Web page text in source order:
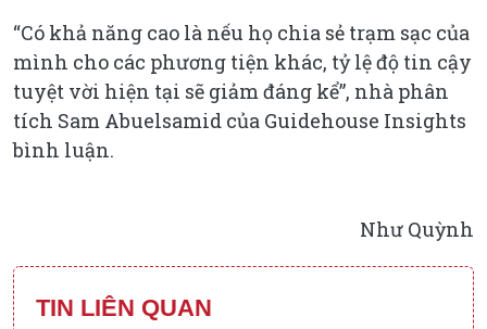
“Có khả năng cao là nếu họ chia sẻ trạm sạc của
mình cho các phương tiện khác, tỷ lệ độ tin cậy
tuyệt vời hiện tại sẽ giảm đáng kể”, nhà phân
tích Sam Abuelsamid của Guidehouse Insights
bình luận.
Như Quỳnh
TIN LIÊN QUAN